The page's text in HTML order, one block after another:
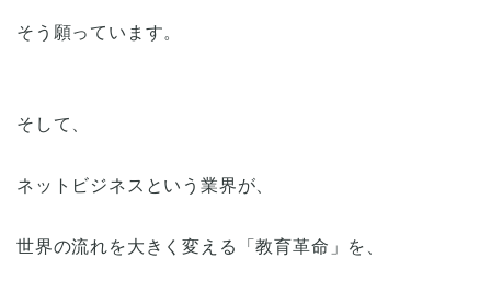
そう願っています。
そして、
ネットビジネスという業界が、
世界の流れを大きく変える「教育革命」を、